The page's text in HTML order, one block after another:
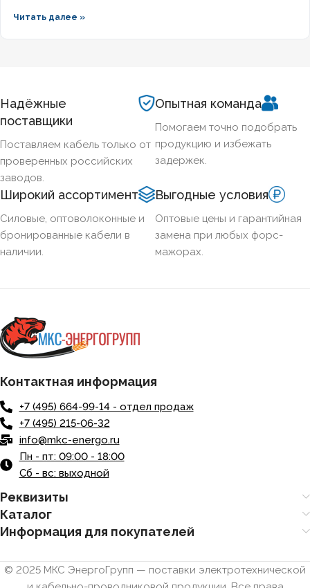
алюминиевых бронированных кабелей с изоляцией из
Читать далее »
Надёжные
поставщики
Поставляем кабель только от
проверенных российских
заводов.
Опытная команда
Помогаем точно подобрать
продукцию и избежать
задержек.
Широкий ассортимент
Силовые, оптоволоконные и
бронированные кабели в
наличии.
Выгодные условия
Оптовые цены и гарантийная
замена при любых форс-
мажорах.
Контактная информация
+7 (495) 664-99-14 - отдел продаж
+7 (495) 215-06-32
info@mkc-energo.ru
Пн - пт: 09:00 - 18:00
Сб - вс: выходной
Реквизиты
Каталог
Информация для покупателей
© 2025 МКС ЭнергоГрупп — поставки электротехнической